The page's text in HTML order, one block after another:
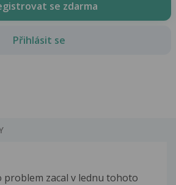
se zdarma
Přihlásit se
problem zacal v lednu tohoto